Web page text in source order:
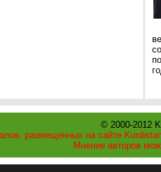
© 2000-2012
размещенных на сайте
Мнение авторов